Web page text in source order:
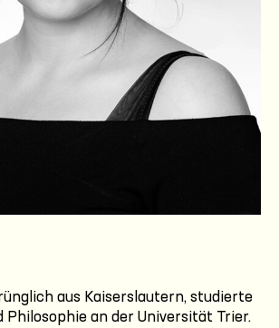
aus Kaiserslautern, studierte
Philosophie an der Universität Trier.